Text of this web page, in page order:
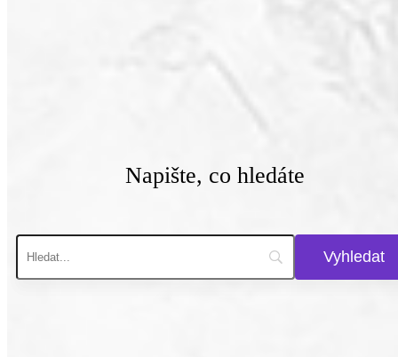
Napište, co hledáte